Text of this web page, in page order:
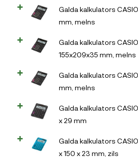
Galda kalkulators
mm, melns
Galda kalkulators CASIO
155x209x35 mm, melns
Galda kalkulators
mm, melns
Galda kalkulators
x 29 mm
Galda kalkulators
x 150 x 23 mm, zils